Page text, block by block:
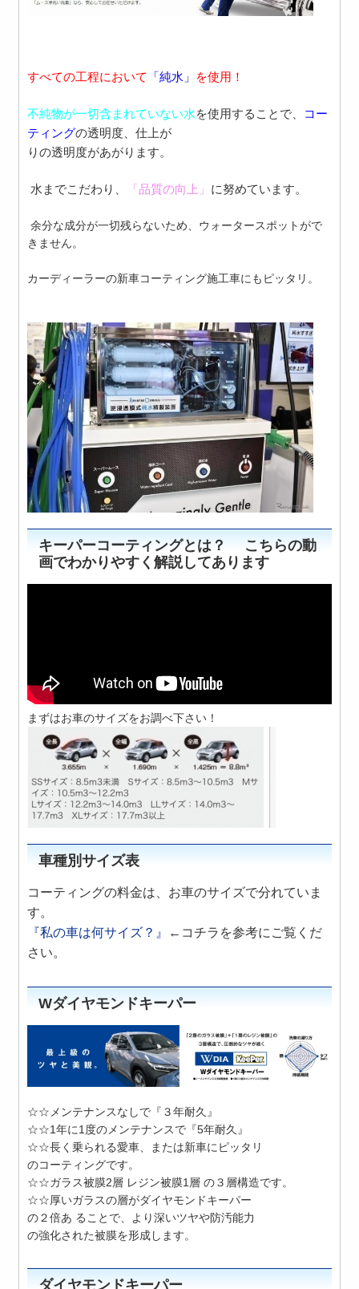
すべての工程において 「純水」 を使用！
不純物が一切含まれていない水を使用する ことで、
コー
ティングの透明度、仕上が
りの透明度があがります。
水までこだわり、 「品質の向上」 に努めてい ます。
余分な成分が一切残らないため、ウォータースポットがで
きません。
カーディーラーの新車コーティング施工車に もピッタリ。
キーパーコーティングとは？ こちらの動
画でわかりやすく解説してあります
まずはお車のサイズをお調べ下さい！
車種別サイズ表
コーティングの料金は、お車のサイズで分れていま
す。
『私の車は何サイズ？』
←コチラを参考にご覧くだ
さい。
Wダイヤモンドキーパー
☆☆メンテナンスなしで『３年耐久』
☆☆1年に1度のメンテナンスで『5年耐久』
☆☆長く乗られる愛車、または新車にピッタリ
のコーティングです。
☆☆ガラス被膜2層 レジン被膜1層 の３層構造です。
☆☆厚いガラスの層がダイヤモンドキーパー
の２倍あ ることで、より深いツヤや防汚能力
の強化された被膜を形成します。
ダイヤモンドキーパー